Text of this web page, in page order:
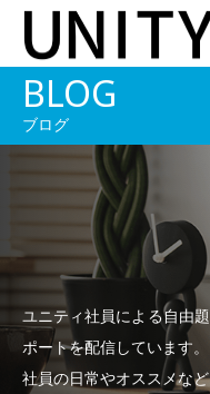
BLOG
ブログ
ユニティ社員による自由
ポートを配信しています。
社員の日常やオススメな